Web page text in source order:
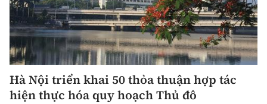
Hà Nội triển khai 50 thỏa thuận hợp tác
hiện thực hóa quy hoạch Thủ đô